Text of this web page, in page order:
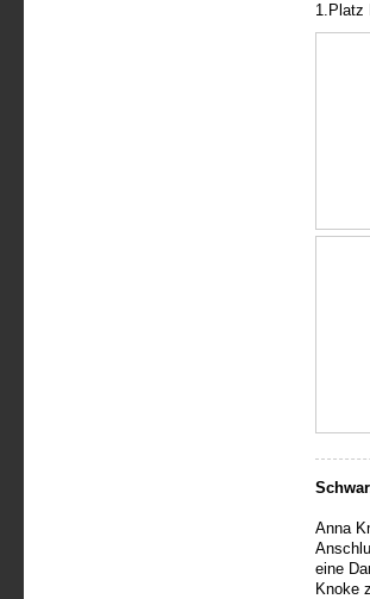
1.Platz
Anna
eine
Knoke